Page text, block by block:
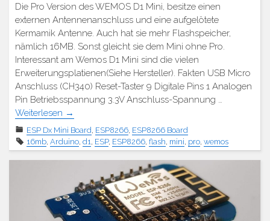
Die Pro Version des WEMOS D1 Mini, besitze einen
externen Antennenanschluss und eine aufgelötete
Kermamik Antenne. Auch hat sie mehr Flashspeicher,
nämlich 16MB. Sonst gleicht sie dem Mini ohne Pro.
Interessant am Wemos D1 Mini sind die vielen
Erweiterungsplatienen(Siehe Hersteller). Fakten USB Micro
Anschluss (CH340) Reset-Taster 9 Digitale Pins 1 Analogen
Pin Betriebsspannung 3.3V Anschluss-Spannung …
Weiterlesen →
ESP Dx Mini Board, ESP8266, ESP8266 Board
16mb, Arduino, d1, ESP, ESP8266, flash, mini, pro, wemos